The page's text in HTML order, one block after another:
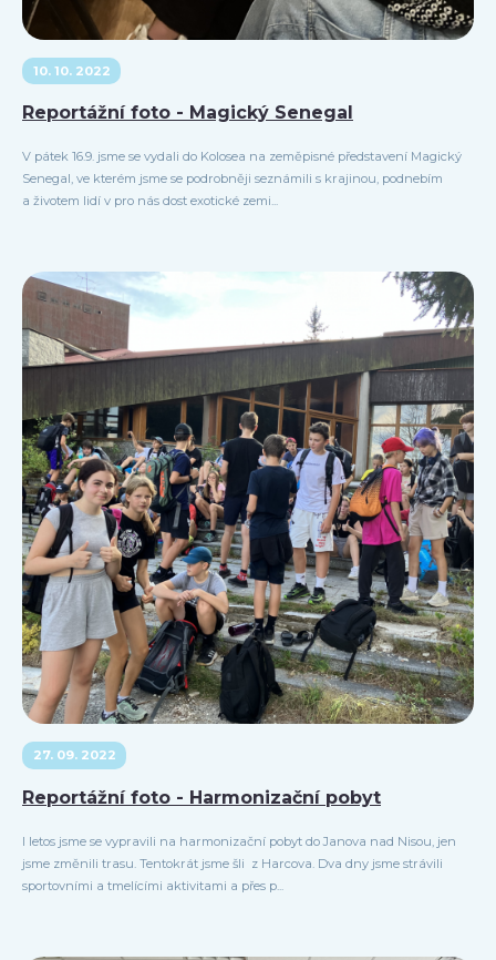
10. 10. 2022
Reportážní foto - Magický Senegal
V pátek 16.9. jsme se vydali do Kolosea na zeměpisné představení Magický
Senegal, ve kterém jsme se podrobněji seznámili s krajinou, podnebím
a životem lidí v pro nás dost exotické zemi...
27. 09. 2022
Reportážní foto - Harmonizační pobyt
I letos jsme se vypravili na harmonizační pobyt do Janova nad Nisou, jen
jsme změnili trasu. Tentokrát jsme šli z Harcova. Dva dny jsme strávili
sportovními a tmelícími aktivitami a přes p...